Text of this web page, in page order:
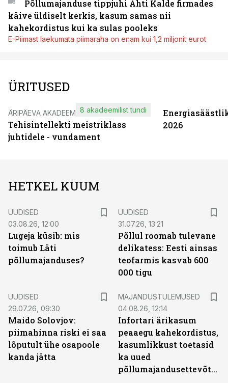
Põllumajanduse tippjuhi Ahti Kalde firmades
käive üldiselt kerkis, kasum samas nii
kahekordistus kui ka sulas pooleks
E-Piimast laekumata piimaraha on enam kui 1,2 miljonit eurot
ÜRITUSED
ÄRIPÄEVA AKADEEMIA
Tehisintellekti meistriklass
juhtidele - vundament
8 akadeemilist tundi
2026
HETKEL KUUM
UUDISED
03.08.26, 12:00
Lugeja küsib: mis
toimub Läti
põllumajanduses?
UUDISED
31.07.26, 13:21
Põllul roomab tulevane
delikatess: Eesti ainsas
teofarmis kasvab 600
000 tigu
UUDISED
29.07.26, 09:30
Maido Solovjov:
piimahinna riski ei saa
lõputult ühe osapoole
kanda jätta
MAJANDUSTULEMUSED
04.08.26, 12:14
Infortari ärikasum
peaaegu kahekordistus,
kasumlikkust toetasid
ka uued
põllumajandusettevõtted